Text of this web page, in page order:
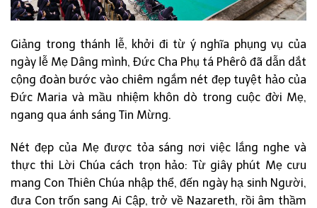
Giảng trong thánh lễ, khởi đi từ ý nghĩa phụng vụ của
ngày lễ Mẹ Dâng mình, Đức Cha Phụ tá Phêrô đã dẫn dắt
cộng đoàn bước vào chiêm ngắm nét đẹp tuyệt hảo của
Đức Maria và mầu nhiệm khôn dò trong cuộc đời Mẹ,
ngang qua ánh sáng Tin Mừng.
Nét đẹp của Mẹ được tỏa sáng nơi việc lắng nghe và
thực thi Lời Chúa cách trọn hảo: Từ giây phút Mẹ cưu
mang Con Thiên Chúa nhập thể, đến ngày hạ sinh Người,
đưa Con trốn sang Ai Cập, trở về Nazareth, rồi âm thầm